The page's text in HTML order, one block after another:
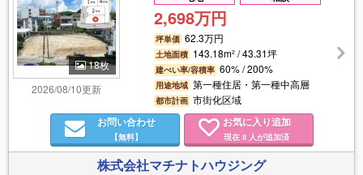
18枚
2026/08/10更新
2,698万円
坪単価 62.3万円
土地面積 143.18m² / 43.31坪
建ぺい率/容積率 60% / 200%
用途地域 第一種住居・第一種中高層
都市計画 市街化区域
お問い合わせ
【無料】
お気に入り追加
現在 8 人が追加済
株式会社マチナトハウジング